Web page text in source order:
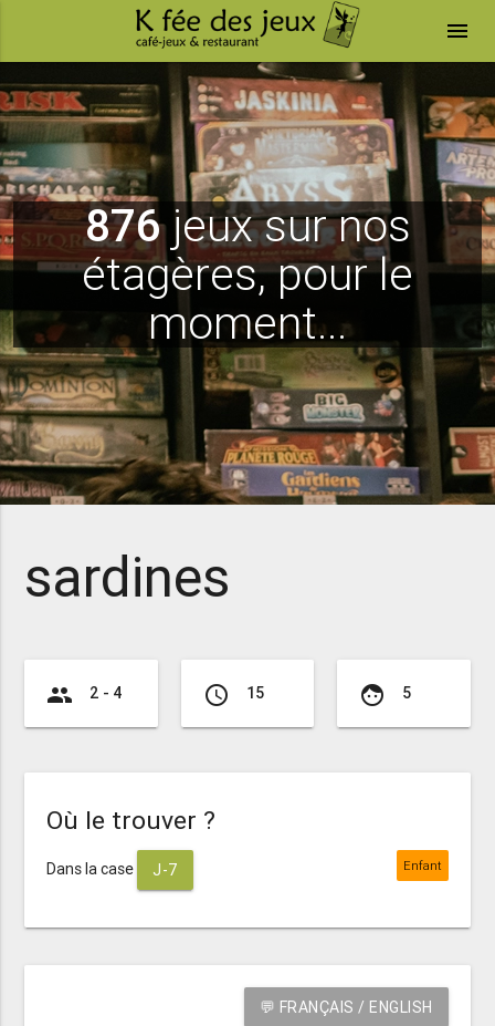
menu
876jeux sur nos
étagères, pour le
moment...
sardines
group 2 - 4 access_time 15 face 5
Où le trouver ?
Dans la case J-7 Enfant
💬 FRANÇAIS / ENGLISH